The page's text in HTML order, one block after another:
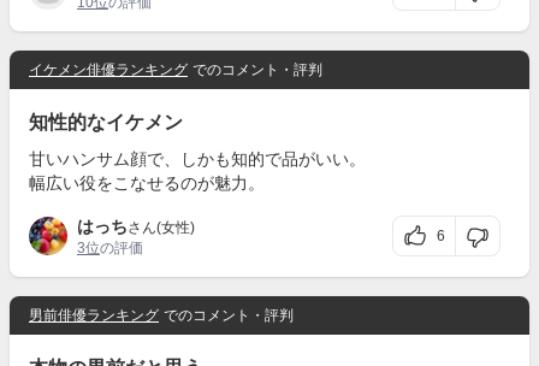
イケメン俳優ランキング でのコメント・評判
知性的なイケメン
甘いハンサム顔で、しかも知的で品がいい。
幅広い役をこなせるのが魅力。
はっちさん(女性)
3位の評価
6
男前俳優ランキング でのコメント・評判